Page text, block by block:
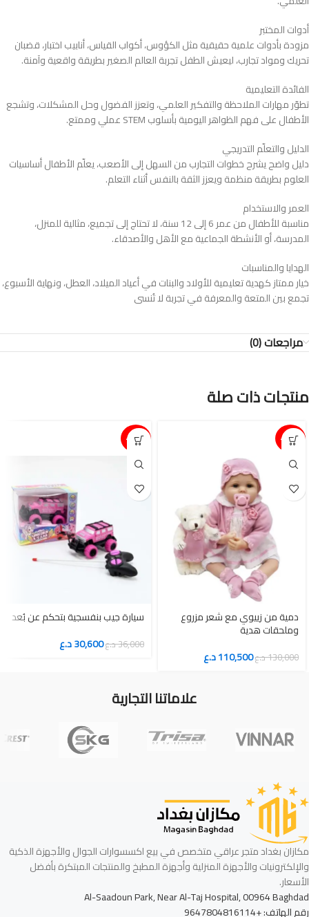
أدوات المختبر
مزودة بأدوات علمية حقيقية مثل الكؤوس، أكواب القياس، أنابيب اختبار، قضبان
تحريك ومواد تجارب، ليعيش الطفل تجربة العالم الصغير بطريقة واقعية وآمنة.
الفائدة التعليمية
تطوّر مهارات الملاحظة والتفكير العلمي، وتعزز الفضول وحل المشكلات، وتشجع
الأطفال على فهم الظواهر اليومية بأسلوب STEM عملي وممتع.
الدليل والتعلّم التدريجي
دليل واضح يشرح خطوات التجارب من السهل إلى الأصعب، يعلّم الأطفال أساسيات
العلوم بطريقة منظمة ويعزز الثقة بالنفس أثناء التعلم.
العمر والاستخدام
مناسبة للأطفال من عمر 6 إلى 12 سنة، لا تحتاج إلى تجميع، مثالية للمنزل،
المدرسة، أو الأنشطة الجماعية مع الأهل والأصدقاء.
الهدايا والمناسبات
خيار ممتاز كهدية تعليمية للأولاد والبنات في أعياد الميلاد، العطل، ونهاية الأسبوع،
تجمع بين المتعة والمعرفة في تجربة لا تُنسى
مراجعات (0)
منتجات ذات صلة
15%-
دمية من زييوي مع شعر مزروع
وملحقات هدية
130,000د.ع110,500د.ع
15%-
سيارة جيب بنفسجية بتحكم عن بُعد
36,000د.ع30,600د.ع
علاماتنا التجارية
مكازان بغداد متجر عراقي متخصص في بيع اكسسوارات الجوال والأجهزة الذكية
والإلكترونيات والأجهزة المنزلية وأجهزة المطبخ والمنتجات المبتكرة بأفضل
الأسعار.
Al-Saadoun Park, Near Al-Taj Hospital, 00964 Baghdad
رقم الهاتف: +9647804816114